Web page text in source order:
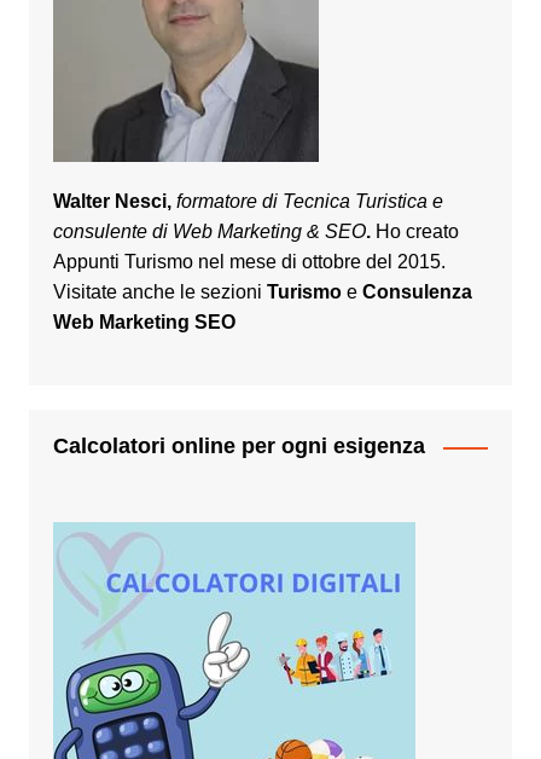
Walter Nesci, formatore di Tecnica Turistica e
consulente di Web Marketing & SEO. Ho creato
Appunti Turismo nel mese di ottobre del 2015.
Visitate anche le sezioni Turismo e Consulenza
Web Marketing SEO
Calcolatori online per ogni esigenza